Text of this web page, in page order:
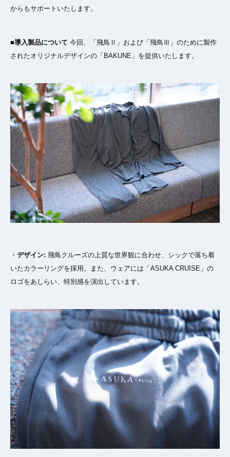
からもサポートいたします。
■導入製品について 今回、「飛鳥Ⅱ」および「飛鳥Ⅲ」のために製作
されたオリジナルデザインの「BAKUNE」を提供いたします。
・ デザイン: 飛鳥クルーズの上質な世界観に合わせ、シックで落ち着
いたカラーリングを採用。また、ウェアには「ASUKA CRUISE」の
ロゴをあしらい、特別感を演出しています。